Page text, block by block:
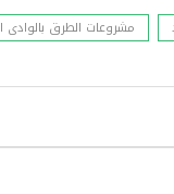
مشروعات الطرق بالوادى